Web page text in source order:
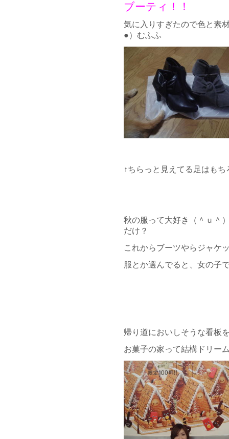
ブーティ！！
気に入りすぎたので色と素
●）むふふ
↑ちらっと見えてる足はも
秋の服って大好き（＾ｕ＾
だけ？
これからブーツやらジャケ
服とか選んでると、女の子
帰り道においしそうな看板
お菓子の家って結構ドリー